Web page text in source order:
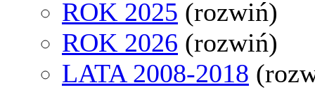
ROK 2025 (rozwiń)
ROK 2026 (rozwiń)
LATA 2008-2018